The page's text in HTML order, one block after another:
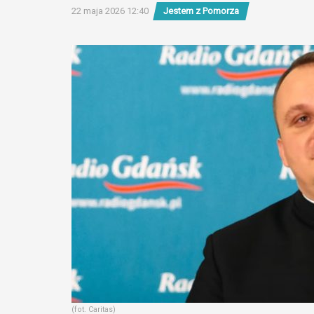
22 maja 2026 12:40 Jestem z Pomorza
(fot. Caritas)